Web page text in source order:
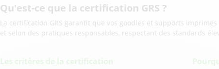
Qu'est-ce que la certification GRS ?
La certification GRS garantit que vos goodies et supports
et selon des pratiques responsables, respectant des standards